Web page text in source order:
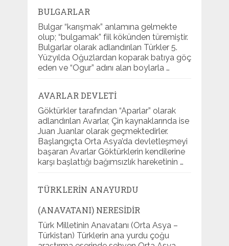
BULGARLAR
Bulgar “karışmak” anlamına gelmekte
olup; “bulgamak” fiil kökünden türemiştir.
Bulgarlar olarak adlandırılan Türkler 5.
Yüzyılda Oğuzlardan koparak batıya göç
eden ve “Ogur” adını alan boylarla …
AVARLAR DEVLETI
Göktürkler tarafından “Aparlar” olarak
adlandırılan Avarlar, Çin kaynaklarında ise
Juan Juanlar olarak geçmektedirler.
Başlangıçta Orta Asya’da devletleşmeyi
başaran Avarlar Göktürklerin kendilerine
karşı başlattığı bağımsızlık hareketinin …
TÜRKLERIN ANAYURDU
(ANAVATANI) NERESIDIR
Türk Milletinin Anavatanı (Orta Asya –
Türkistan) Türklerin ana yurdu çoğu